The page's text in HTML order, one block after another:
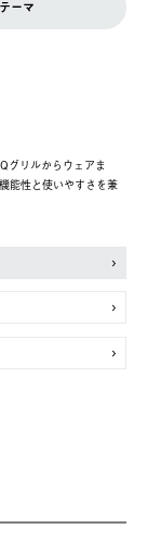
テーマ
グリルからウェアま
能性と使いやすさを兼